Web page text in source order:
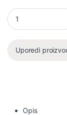
Akumulatorski
Uporedi
Opis